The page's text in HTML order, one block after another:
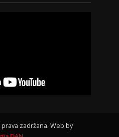
zadržana. Web by